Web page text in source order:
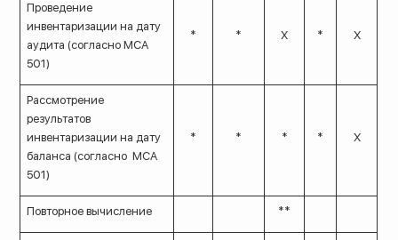
Проведение
инвентаризации на дату
аудита (согласно МСА
501)
* * Х * Х
Рассмотрение
результатов
инвентаризации на дату
баланса (согласно МСА
501)
* * * * Х
Повторное вычисление **